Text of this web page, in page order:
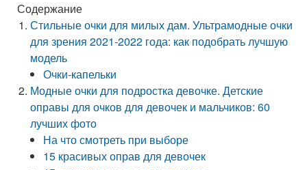
Содержание
Стильные очки для милых дам. Ультрамодные очки
для зрения 2021-2022 года: как подобрать лучшую
модель
Очки-капельки
Модные очки для подростка девочке. Детские
оправы для очков для девочек и мальчиков: 60
лучших фото
На что смотреть при выборе
15 красивых оправ для девочек